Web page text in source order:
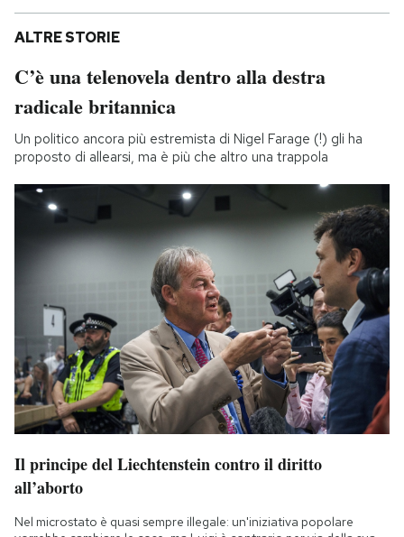
ALTRE STORIE
C’è una telenovela dentro alla destra
radicale britannica
Un politico ancora più estremista di Nigel Farage (!) gli ha
proposto di allearsi, ma è più che altro una trappola
Il principe del Liechtenstein contro il diritto
all’aborto
Nel microstato è quasi sempre illegale: un'iniziativa popolare